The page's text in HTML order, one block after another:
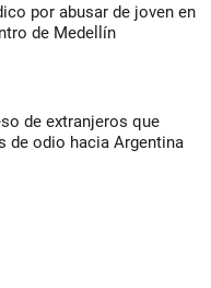
por abusar de joven en
de Medellín
de extranjeros que
de odio hacia Argentina